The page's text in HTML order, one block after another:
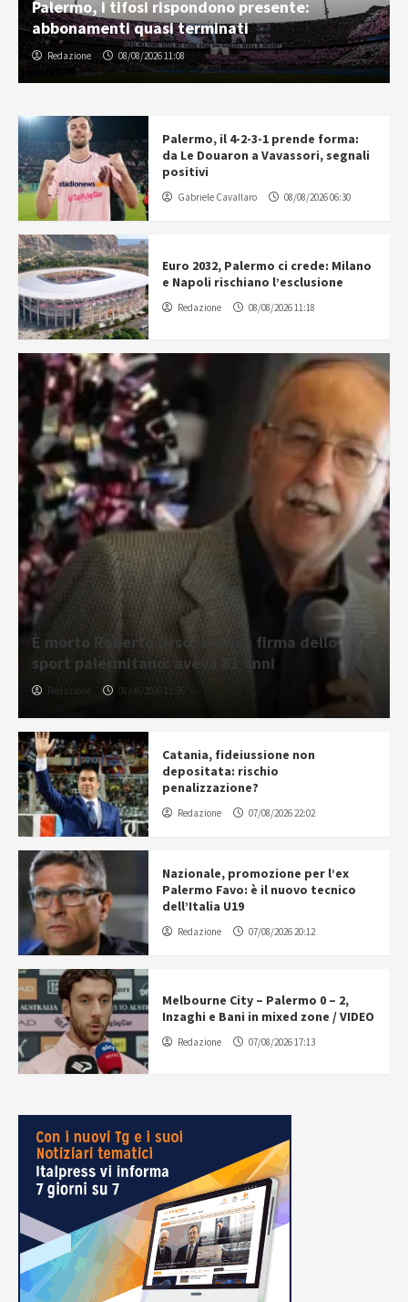
Palermo, i tifosi rispondono presente:
abbonamenti quasi terminati
Redazione 08/08/2026 11:08
Palermo, il 4-2-3-1 prende forma:
da Le Douaron a Vavassori, segnali
positivi
Gabriele Cavallaro 08/08/2026 06:30
Euro 2032, Palermo ci crede: Milano
e Napoli rischiano l’esclusione
Redazione 08/08/2026 11:18
È morto Roberto Urso, storica firma dello
sport palermitano: aveva 81 anni
Redazione 08/08/2026 11:36
Catania, fideiussione non
depositata: rischio
penalizzazione?
Redazione 07/08/2026 22:02
Nazionale, promozione per l’ex
Palermo Favo: è il nuovo tecnico
dell’Italia U19
Redazione 07/08/2026 20:12
Melbourne City – Palermo 0 – 2,
Inzaghi e Bani in mixed zone / VIDEO
Redazione 07/08/2026 17:13